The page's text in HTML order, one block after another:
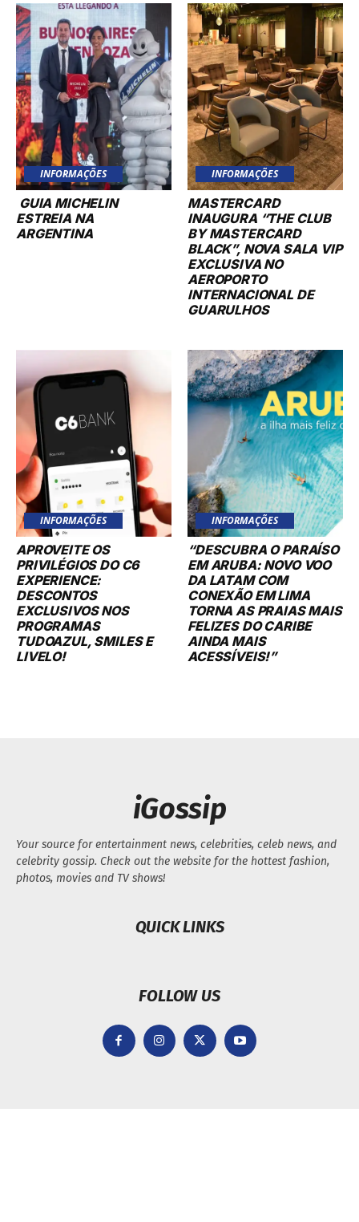
INFORMAÇÕES
GUIA MICHELIN
ESTREIA NA
ARGENTINA
INFORMAÇÕES
MASTERCARD
INAUGURA “THE CLUB
BY MASTERCARD
BLACK”, NOVA SALA VIP
EXCLUSIVA NO
AEROPORTO
INTERNACIONAL DE
GUARULHOS
INFORMAÇÕES
APROVEITE OS
PRIVILÉGIOS DO C6
EXPERIENCE:
DESCONTOS
EXCLUSIVOS NOS
PROGRAMAS
TUDOAZUL, SMILES E
LIVELO!
INFORMAÇÕES
“DESCUBRA O PARAÍSO
EM ARUBA: NOVO VOO
DA LATAM COM
CONEXÃO EM LIMA
TORNA AS PRAIAS MAIS
FELIZES DO CARIBE
AINDA MAIS
ACESSÍVEIS!”
iGossip
Your source for entertainment news, celebrities, celeb news, and
celebrity gossip. Check out the website for the hottest fashion,
photos, movies and TV shows!
QUICK LINKS
FOLLOW US